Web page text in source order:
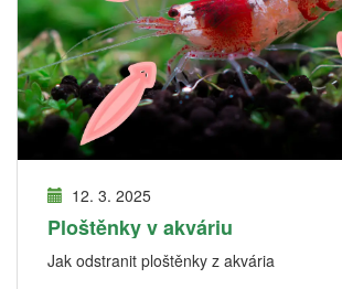
12. 3. 2025
Ploštěnky v akváriu
Jak odstranit ploštěnky z akvária